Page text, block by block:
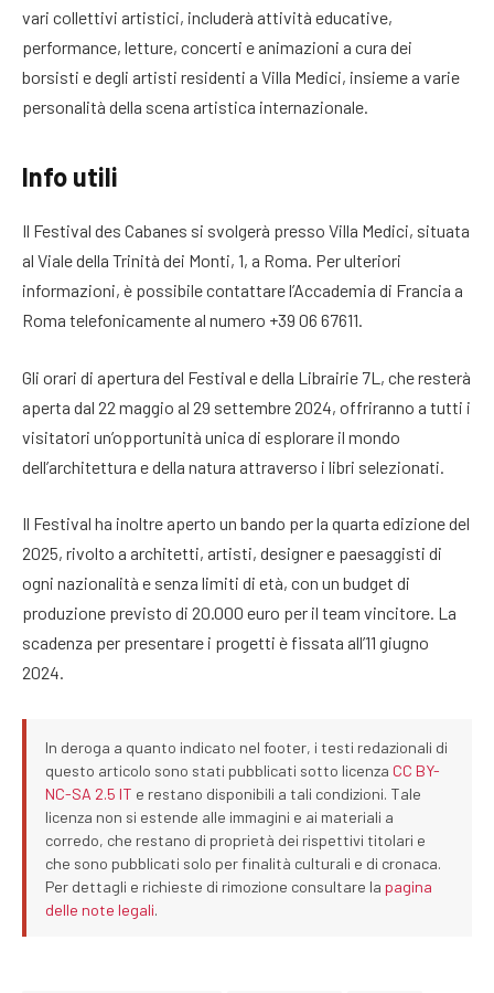
vari collettivi artistici, includerà attività educative,
performance, letture, concerti e animazioni a cura dei
borsisti e degli artisti residenti a Villa Medici, insieme a varie
personalità della scena artistica internazionale.
Info utili
Il Festival des Cabanes si svolgerà presso Villa Medici, situata
al Viale della Trinità dei Monti, 1, a Roma. Per ulteriori
informazioni, è possibile contattare l’Accademia di Francia a
Roma telefonicamente al numero +39 06 67611.
Gli orari di apertura del Festival e della Librairie 7L, che resterà
aperta dal 22 maggio al 29 settembre 2024, offriranno a tutti i
visitatori un’opportunità unica di esplorare il mondo
dell’architettura e della natura attraverso i libri selezionati.
Il Festival ha inoltre aperto un bando per la quarta edizione del
2025, rivolto a architetti, artisti, designer e paesaggisti di
ogni nazionalità e senza limiti di età, con un budget di
produzione previsto di 20.000 euro per il team vincitore. La
scadenza per presentare i progetti è fissata all’11 giugno
2024.
In deroga a quanto indicato nel footer, i testi redazionali di
questo articolo sono stati pubblicati sotto licenza CC BY-
NC-SA 2.5 IT e restano disponibili a tali condizioni. Tale
licenza non si estende alle immagini e ai materiali a
corredo, che restano di proprietà dei rispettivi titolari e
che sono pubblicati solo per finalità culturali e di cronaca.
Per dettagli e richieste di rimozione consultare la pagina
delle note legali.